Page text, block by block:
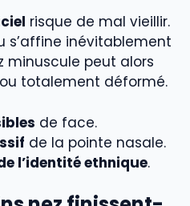
risque de mal vieillir.
s’affine inévitablement
minuscule peut alors
totalement déformé.
de face.
de la pointe nasale.
l’identité ethnique.